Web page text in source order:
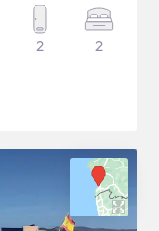
2 2